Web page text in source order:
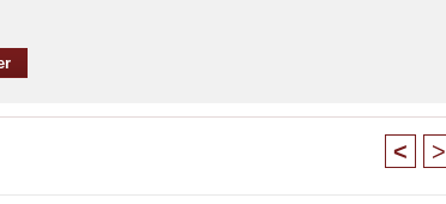
< >